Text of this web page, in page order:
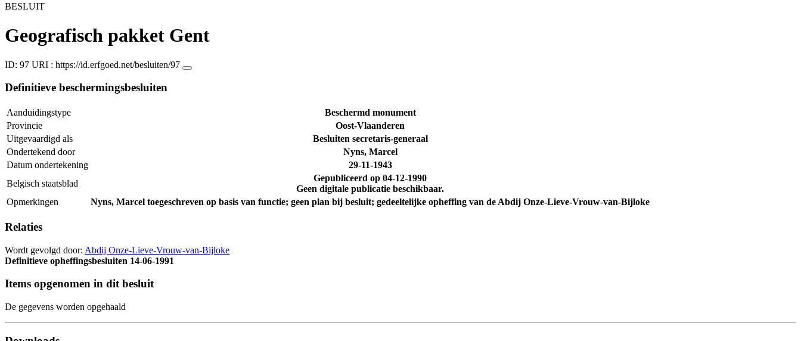
BESLUIT
Geografisch pakket Gent
ID: 97 URI : https://id.erfgoed.net/besluiten/97
Definitieve beschermingsbesluiten
Aanduidingstype
Beschermd monument
Provincie
Oost-Vlaanderen
Uitgevaardigd als
Besluiten secretaris-generaal
Ondertekend door
Nyns, Marcel
Datum ondertekening
29-11-1943
Belgisch staatsblad
Gepubliceerd op 04-12-1990
Geen digitale publicatie beschikbaar.
Opmerkingen
Nyns, Marcel toegeschreven op basis van functie; geen plan bij besluit; gedeeltelijke opheffing van de Abdij Onze-Lieve-Vrouw-van-Bijloke
Relaties
Wordt gevolgd door: Abdij Onze-Lieve-Vrouw-van-Bijloke
Definitieve opheffingsbesluiten 14-06-1991
Items opgenomen in dit besluit
De gegevens worden opgehaald